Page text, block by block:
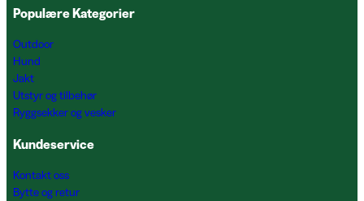
Populære Kategorier
Outdoor
Hund
Jakt
Utstyr og tilbehør
Ryggsekker og vesker
Kundeservice
Kontakt oss
Bytte og retur